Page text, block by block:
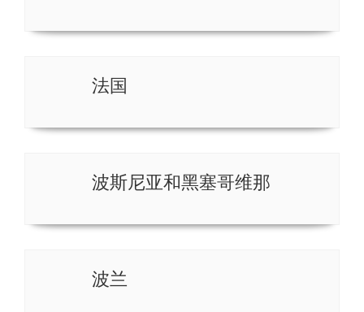
法国
波斯尼亚和黑塞哥维那
波兰